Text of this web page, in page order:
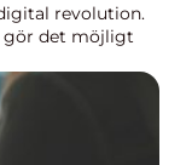
revolution.
gör det möjligt